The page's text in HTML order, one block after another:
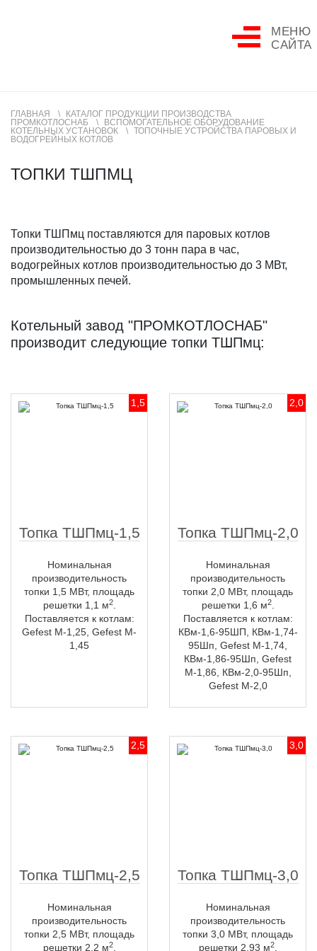
МЕНЮ
САЙТА
ГЛАВНАЯ
КАТАЛОГ ПРОДУКЦИИ ПРОИЗВОДСТВА
ПРОМКОТЛОСНАБ
ВСПОМОГАТЕЛЬНОЕ ОБОРУДОВАНИЕ
КОТЕЛЬНЫХ УСТАНОВОК
ТОПОЧНЫЕ УСТРОЙСТВА ПАРОВЫХ И
ВОДОГРЕЙНЫХ КОТЛОВ
ТОПКИ ТШПМЦ
Топки ТШПмц поставляются для паровых котлов
производительностью до 3 тонн пара в час,
водогрейных котлов производительностью до 3 МВт,
промышленных печей.
Котельный завод "ПРОМКОТЛОСНАБ"
производит следующие топки ТШПмц:
1,5
Топка ТШПмц-1,5
Номинальная
производительность
топки 1,5 МВт, площадь
решетки 1,1 м2.
Поставляется к котлам:
Gefest M-1,25, Gefest M-
1,45
2,0
Топка ТШПмц-2,0
Номинальная
производительность
топки 2,0 МВт, площадь
решетки 1,6 м2.
Поставляется к котлам:
КВм-1,6-95ШП, КВм-1,74-
95Шп, Gefest M-1,74,
КВм-1,86-95Шп, Gefest
M-1,86, КВм-2,0-95Шп,
Gefest M-2,0
2,5
Топка ТШПмц-2,5
Номинальная
производительность
топки 2,5 МВт, площадь
решетки 2,2 м2.
3,0
Топка ТШПмц-3,0
Номинальная
производительность
топки 3,0 МВт, площадь
решетки 2,93 м2.